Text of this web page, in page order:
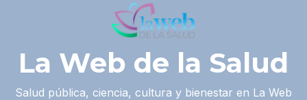
La Web de la Salud
Salud pública, ciencia, cultura y bienestar en La Web